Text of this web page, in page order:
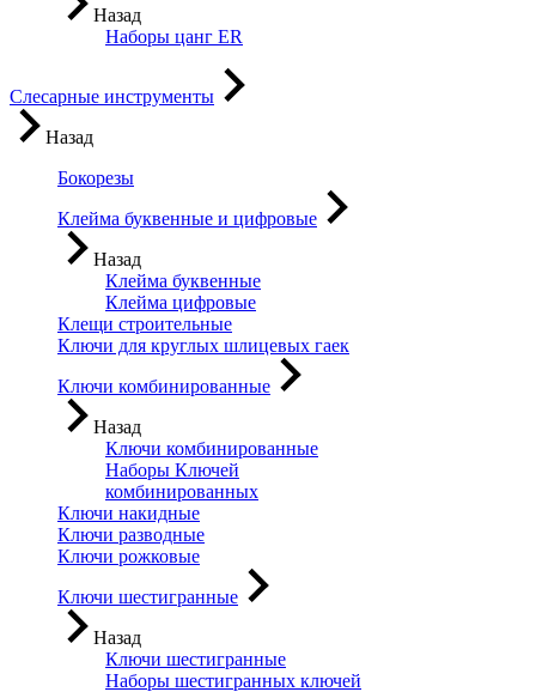
Назад
Наборы цанг ER
Слесарные инструменты
Назад
Бокорезы
Клейма буквенные и цифровые
Назад
Клейма буквенные
Клейма цифровые
Клещи строительные
Ключи для круглых шлицевых гаек
Ключи комбинированные
Назад
Ключи комбинированные
Наборы Ключей
комбинированных
Ключи накидные
Ключи разводные
Ключи рожковые
Ключи шестигранные
Назад
Ключи шестигранные
Наборы шестигранных ключей